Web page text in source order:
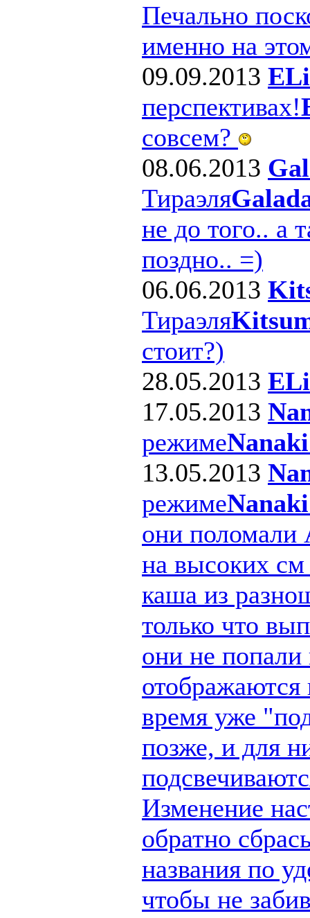
Печально
именно на
09.09.2013 ELi
перспективах!
совсем?
08.06.2013
Тираэля
не до того.. а
поздно.. =)
06.06.2013
Тираэля
стоит?)
28.05.2013 ELi
17.05.2013
режиме
13.05.2013
режиме
они поломали
на высоких
каша из
только что
они не попали
время уже
позже, и для
Изменение
обратно
названия по
чтобы не